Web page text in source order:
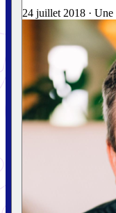
24 juillet 2018 · Une